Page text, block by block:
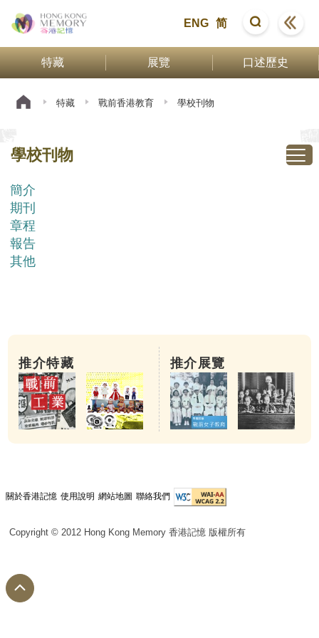
ENG 简
特藏 展覽 口述歷史
特藏 戰前香港教育 學校刊物
學校刊物
簡介
期刊
章程
報告
其他
推介特藏 推介展覽
關於香港記憶 使用說明 網站地圖 聯絡我們
Copyright © 2012 Hong Kong Memory 香港記憶 版權所有